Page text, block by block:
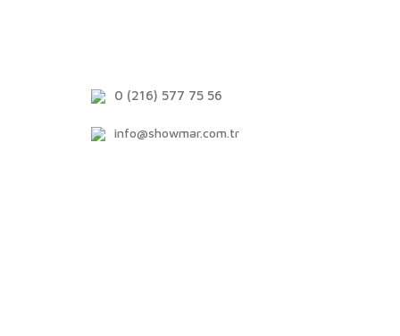
0 (216) 577 75 56
info@showmar.com.tr